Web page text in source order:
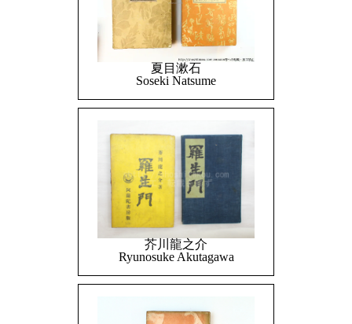
夏目漱石
Soseki Natsume
芥川龍之介
Ryunosuke Akutagawa